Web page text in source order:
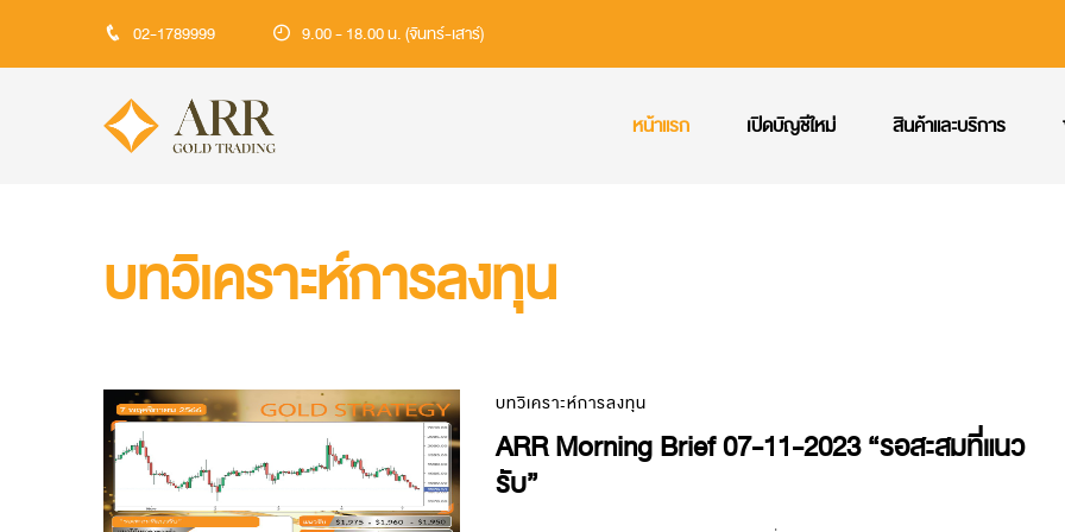
02-1789999 9.00 - 18.00 น. (จันทร์-เสาร์)
หน้าแรก เปิดบัญชีใหม่ สินค้าและบริการ
บทวิเคราะห์การลงทุน
บทวิเคราะห์การลงทุน
ARR Morning Brief 07-11-2023 “รอสะสมที่แนว
รับ”